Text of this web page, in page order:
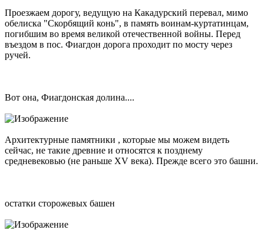
Проезжаем дорогу, ведущую на Какадурский перевал, мимо
обелиска "Скорбящий конь", в память воинам-куртатинцам,
погибшим во время великой отечественной войны. Перед
въездом в пос. Фиагдон дорога проходит по мосту через
ручей.
Вот она, Фиагдонская долина....
Архитектурные памятники , которые мы можем видеть
сейчас, не такие древние и относятся к позднему
средневековью (не раньше XV века). Прежде всего это башни.
остатки сторожевых башен